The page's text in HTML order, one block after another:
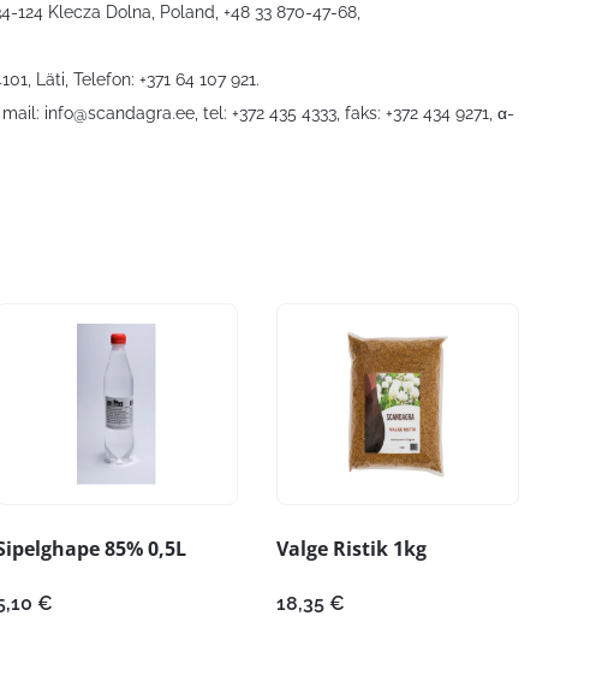
124 Klecza Dolna, Poland, +48 33 870-47-68,
Läti, Telefon: +371 64 107 921.
info@scandagra.ee , tel: +372 435 4333, faks: +372 434 9271, α-
85% 0,5L
€
Valge Ristik 1kg
18,35 €